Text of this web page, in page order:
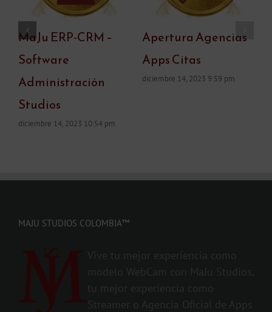
Gestión de Cuentas
y soporte
febrero 29, 2024 4:37 pm
MaJu ERP-CRM –
Software
Administración
MAJU STUDIOS COLOMBIA™
Vive tu mejor experiencia como
modelo WebCam con MaJu Studios,
tu mejor experiencia como
Streamer o Agencia Oficial de Apps